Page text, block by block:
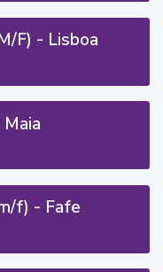
F) - Lisboa
f) - Fafe